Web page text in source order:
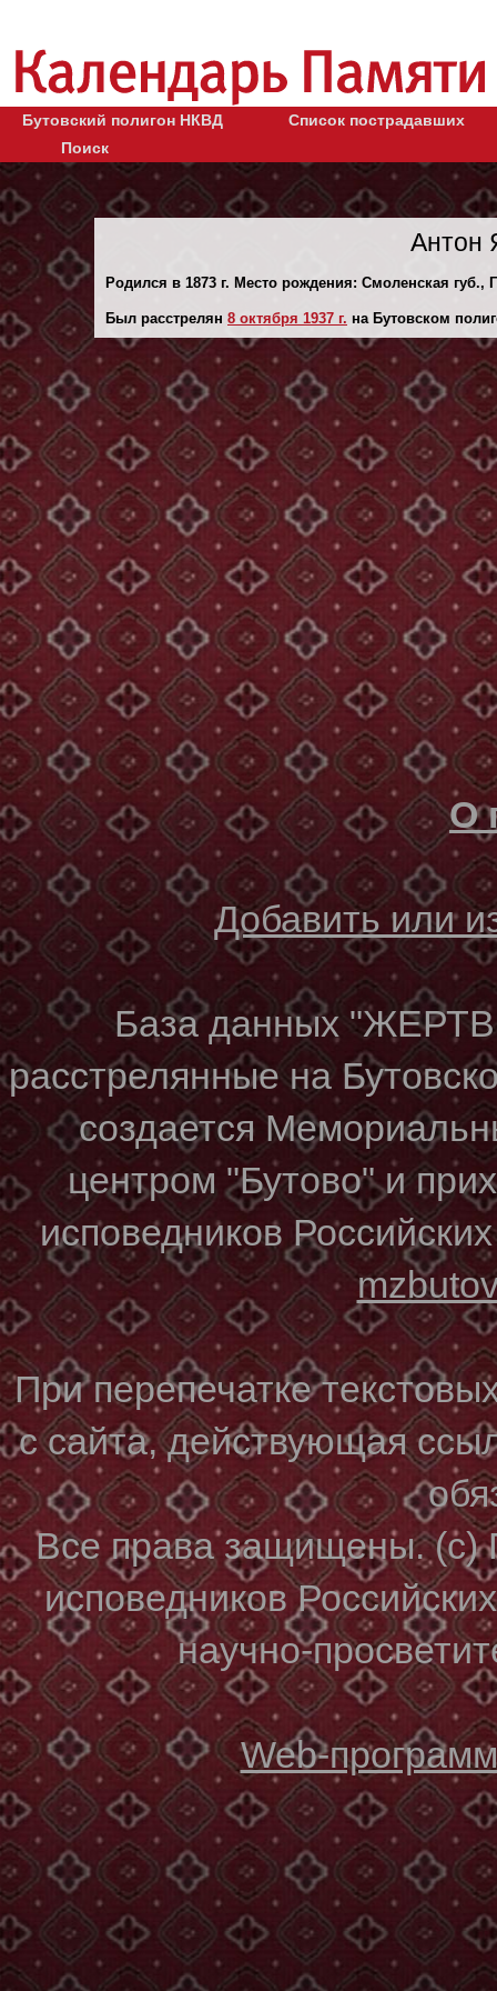
Бутовский полигон НКВД
Список пострадавших
Поиск
Антон
Родился в 1873 г. Место рождения: Смоленская губ.,
Был расстрелян 8 октября 1937 г. на Бутовском
О
Добавить или
База данных
расстрелянные на
создается
центром "Бутово" и
исповедников
При перепечатке
с сайта, действующая
Все права защищены. (с)
исповедников
научно-
Web-